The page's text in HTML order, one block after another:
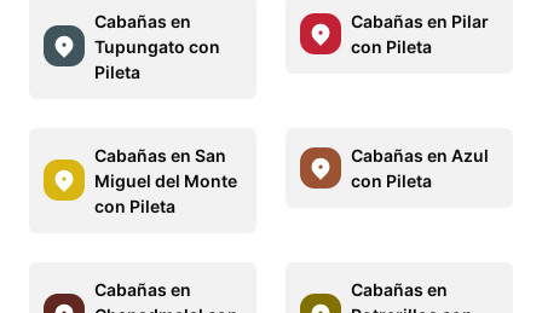
Cabañas en
Tupungato con
Pileta
Cabañas en Pilar
con Pileta
Cabañas en San
Miguel del Monte
con Pileta
Cabañas en Azul
con Pileta
Cabañas en
Cabañas en